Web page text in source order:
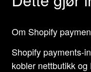
Om Shopify
Shopify payments-
kobler nettbutikk